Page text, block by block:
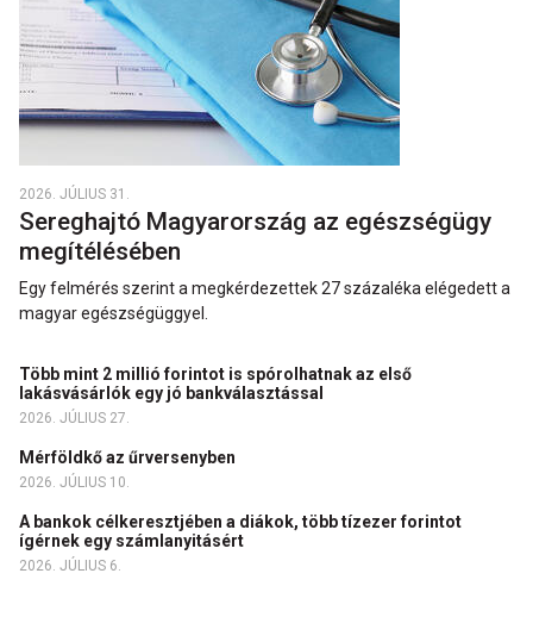
2026. JÚLIUS 31.
Sereghajtó Magyarország az egészségügy
megítélésében
Egy felmérés szerint a megkérdezettek 27 százaléka elégedett a
magyar egészségüggyel.
Több mint 2 millió forintot is spórolhatnak az első
lakásvásárlók egy jó bankválasztással
2026. JÚLIUS 27.
Mérföldkő az űrversenyben
2026. JÚLIUS 10.
A bankok célkeresztjében a diákok, több tízezer forintot
ígérnek egy számlanyitásért
2026. JÚLIUS 6.